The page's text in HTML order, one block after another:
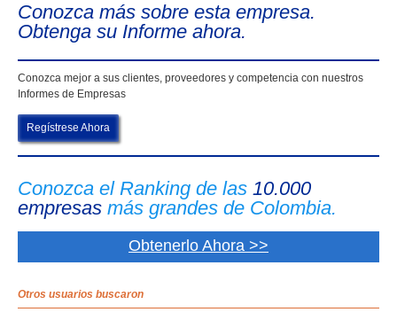
Conozca más sobre esta empresa.
Obtenga su Informe ahora.
Conozca mejor a sus clientes, proveedores y competencia con nuestros
Informes de Empresas
Regístrese Ahora
Conozca el Ranking de las 10.000
empresas más grandes de Colombia.
Obtenerlo Ahora >>
Otros usuarios buscaron